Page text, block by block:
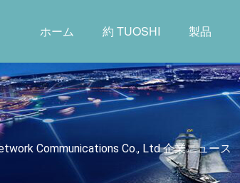
ホーム 約 TUOSHI 製品
Communications Co., Ltd 企業ニュース